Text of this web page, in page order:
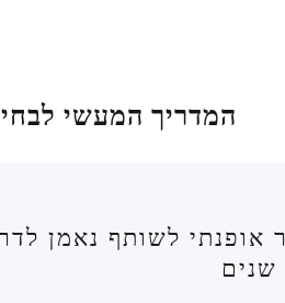
המדריך המעשי
אופנתי לשותף נאמן
שנים